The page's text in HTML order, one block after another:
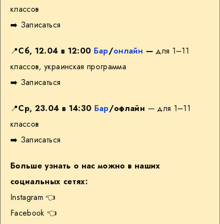
классов
➡️ Записаться
📍Сб, 12.04 в 12:00 Бар/онлайн — для 1–11
классов, украинская программа
➡️ Записаться
📍Ср, 23.04 в 14:30 Бар/офлайн — для 1–11
классов
➡️ Записаться
Больше узнать о нас можно в наших
социальных сетях:
Instagram 👈
Facebook 👈